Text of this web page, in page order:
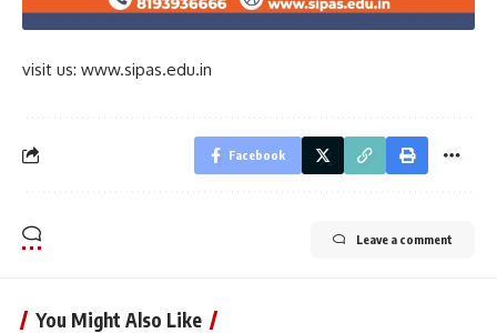
visit us: www.sipas.edu.in
Facebook
Leave a comment
You Might Also Like